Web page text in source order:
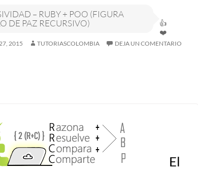
– RUBY + POO (FIGURA
DE PAZ RECURSIVO)
2015 TUTORIASCOLOMBIA DEJA UN COMENTARIO
El